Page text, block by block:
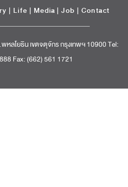
| Life | Media |Job | Contact
ลโยธิน เขตจตุจักร กรุงเทพฯ 10900 Tel:
Fax: (662) 561 1721